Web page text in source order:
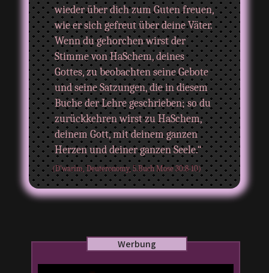
wieder über dich zum Guten freuen,
wie er sich gefreut über deine Väter.
Wenn du gehorchen wirst der
Stimme von HaSchem, deines
Gottes, zu beobachten seine Gebote
und seine Satzungen, die in diesem
Buche der Lehre geschrieben; so du
zurückkehren wirst zu HaSchem,
deinem Gott, mit deinem ganzen
Herzen und deiner ganzen Seele.“
(D'warim, Deuteronomy, 5.Buch Mose 30:8-10)
Werbung